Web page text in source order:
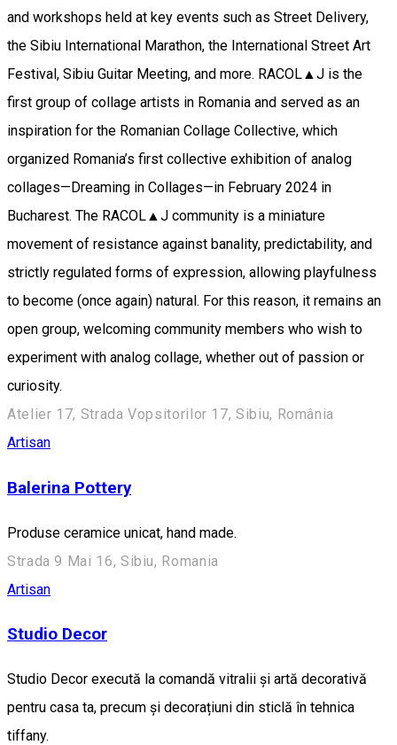
and workshops held at key events such as Street Delivery,
the Sibiu International Marathon, the International Street Art
Festival, Sibiu Guitar Meeting, and more. RACOL▲J is the
first group of collage artists in Romania and served as an
inspiration for the Romanian Collage Collective, which
organized Romania’s first collective exhibition of analog
collages—Dreaming in Collages—in February 2024 in
Bucharest. The RACOL▲J community is a miniature
movement of resistance against banality, predictability, and
strictly regulated forms of expression, allowing playfulness
to become (once again) natural. For this reason, it remains an
open group, welcoming community members who wish to
experiment with analog collage, whether out of passion or
curiosity.
Atelier 17, Strada Vopsitorilor 17, Sibiu, România
Artisan
Balerina Pottery
Produse ceramice unicat, hand made.
Strada 9 Mai 16, Sibiu, Romania
Artisan
Studio Decor
Studio Decor execută la comandă vitralii și artă decorativă
pentru casa ta, precum și decorațiuni din sticlă în tehnica
tiffany.